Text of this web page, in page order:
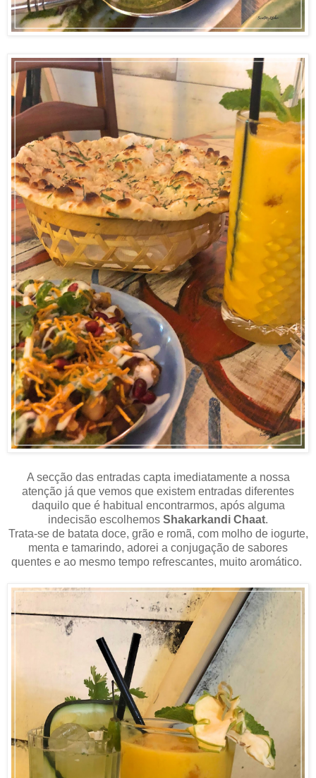
A secção das entradas capta imediatamente a nossa
atenção já que vemos que existem entradas diferentes
daquilo que é habitual encontrarmos, após alguma
indecisão escolhemos Shakarkandi Chaat.
Trata-se de batata doce, grão e romã, com molho de iogurte,
menta e tamarindo, adorei a conjugação de sabores
quentes e ao mesmo tempo refrescantes, muito aromático.